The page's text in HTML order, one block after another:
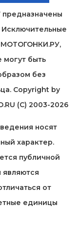
Исключительные
МОТОГОНКИ.РУ,
быть
без
Copyright by
(C) 2003-2026
носят
характер.
публичной
от
единицы